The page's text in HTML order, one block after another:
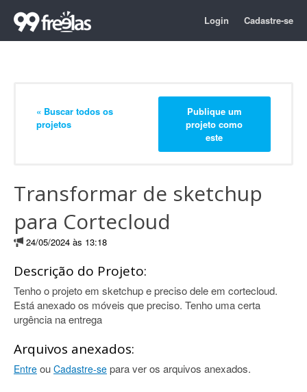
Login Cadastre-se
« Buscar todos os
projetos
Publique um
projeto como
este
Transformar de sketchup
para Cortecloud
24/05/2024 às 13:18
Descrição do Projeto:
Tenho o projeto em sketchup e preciso dele em cortecloud.
Está anexado os móveis que preciso. Tenho uma certa
urgência na entrega
Arquivos anexados:
Entre ou Cadastre-se para ver os arquivos anexados.